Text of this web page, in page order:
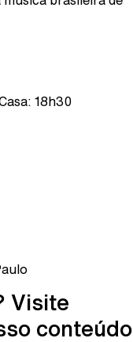
18h30
Visite
conteúdo